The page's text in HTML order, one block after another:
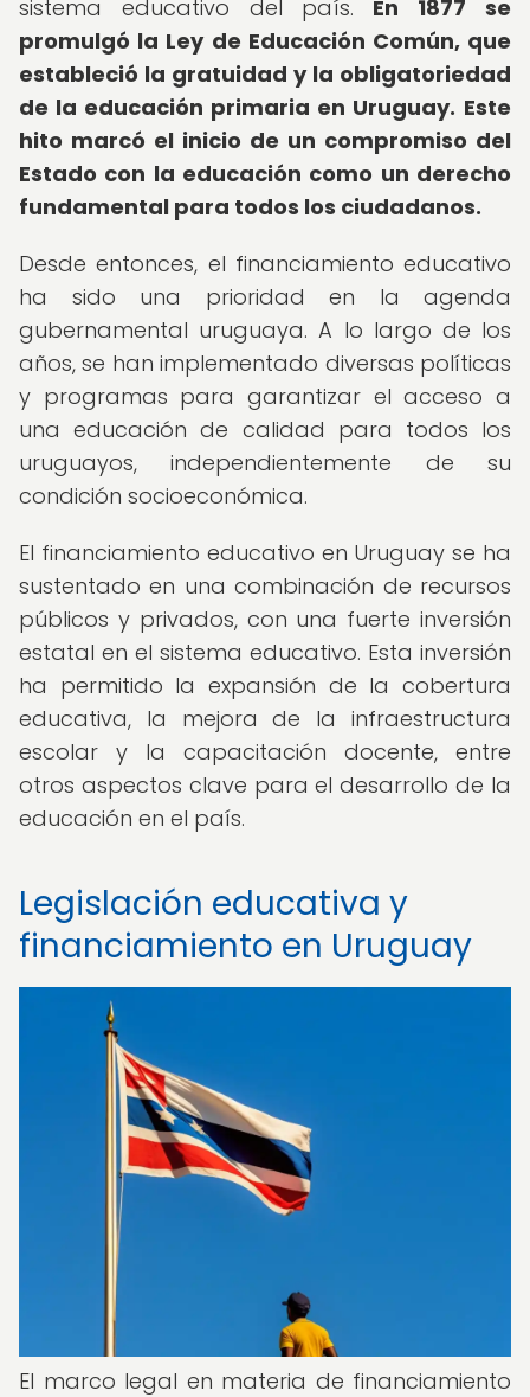
sistema educativo del país. En 1877 se
promulgó la Ley de Educación Común, que
estableció la gratuidad y la obligatoriedad
de la educación primaria en Uruguay. Este
hito marcó el inicio de un compromiso del
Estado con la educación como un derecho
fundamental para todos los ciudadanos.
Desde entonces, el financiamiento educativo
ha sido una prioridad en la agenda
gubernamental uruguaya. A lo largo de los
años, se han implementado diversas políticas
y programas para garantizar el acceso a
una educación de calidad para todos los
uruguayos, independientemente de su
condición socioeconómica.
El financiamiento educativo en Uruguay se ha
sustentado en una combinación de recursos
públicos y privados, con una fuerte inversión
estatal en el sistema educativo. Esta inversión
ha permitido la expansión de la cobertura
educativa, la mejora de la infraestructura
escolar y la capacitación docente, entre
otros aspectos clave para el desarrollo de la
educación en el país.
Legislación educativa y
financiamiento en Uruguay
El marco legal en materia de financiamiento